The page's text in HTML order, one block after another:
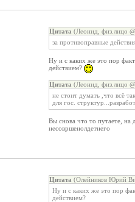
Цитата (Леонид, физ.лицо
за противоправные
Ну и с каких же это пор
действием?
Цитата (Леонид, физ.лицо
не стоит думать ,что всё
для гос.
Вы снова что то путаете, на
несовршенолдетнего
Цитата (Олейников Юрий
Ну и с каких же это пор
действием?